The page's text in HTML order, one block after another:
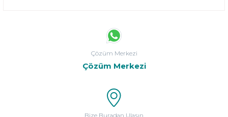
Çözüm Merkezi
Çözüm Merkezi
Bize Buradan Ulaşın